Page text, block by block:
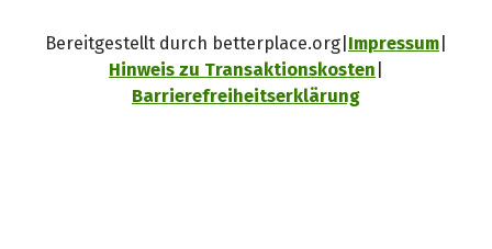
Bereitgestellt durch betterplace.org Impressum
Hinweis zu Transaktionskosten
Barrierefreiheitserklärung